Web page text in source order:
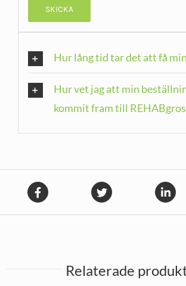
Hur lång tid tar det att få
Hur vet jag att min
kommit fram till
Relaterade